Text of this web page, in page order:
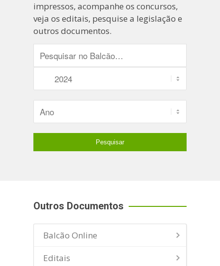
impressos, acompanhe os concursos,
veja os editais, pesquise a legislação e
outros documentos.
Outros Documentos
Balcão Online
Editais